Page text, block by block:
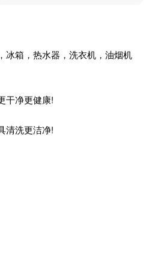
冰箱，热水器，洗衣机，油烟机
干净更健康!
清洗更洁净!